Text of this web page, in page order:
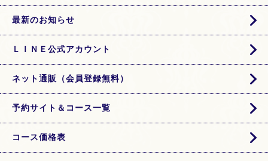
最新のお知らせ
ＬＩＮＥ公式アカウント
ネット通販（会員登録無料）
予約サイト＆コース一覧
コース価格表